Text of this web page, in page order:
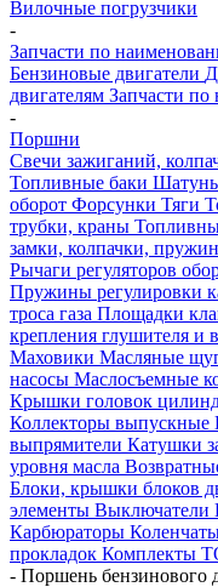
Вилочные погрузчики
-
Запчасти по
Бензиновые двигатели
двигателям Запчасти
-
Поршни
Свечи зажиганий,
Топливные баки
оборот Форсунки Тяги
трубки, краны
замки, колпачки,
Рычаги регуляторов
Пружины регулировки
троса газа Площадки
крепления глушителя и
Маховики Масляные
насосы Маслосъемные
Крышки головок
Коллекторы выпускные
выпрямители Катушки
уровня масла
Блоки, крышки блоков
элементы Выключатели
Карбюраторы
прокладок Комплекты
- Поршень бензинового